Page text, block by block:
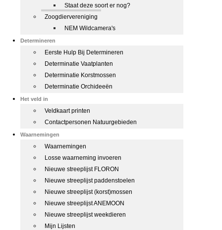
Staat deze soort er nog?
Zoogdiervereniging
NEM Wildcamera's
Determineren
Eerste Hulp Bij Determineren
Determinatie Vaatplanten
Determinatie Korstmossen
Determinatie Orchideeën
Het veld in
Veldkaart printen
Contactpersonen Natuurgebieden
Waarnemingen
Waarnemingen
Losse waarneming invoeren
Nieuwe streeplijst FLORON
Nieuwe streeplijst paddenstoelen
Nieuwe streeplijst (korst)mossen
Nieuwe streeplijst ANEMOON
Nieuwe streeplijst weekdieren
Mijn Lijsten